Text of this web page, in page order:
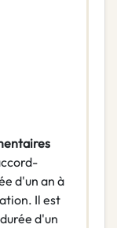
d'un an à
Il est
d'un